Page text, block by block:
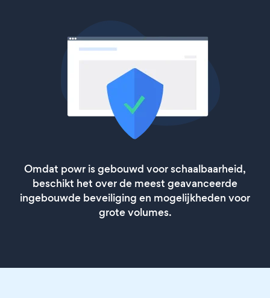
Omdat powr is gebouwd voor schaalbaarheid,
beschikt het over de meest geavanceerde
ingebouwde beveiliging en mogelijkheden voor
grote volumes.